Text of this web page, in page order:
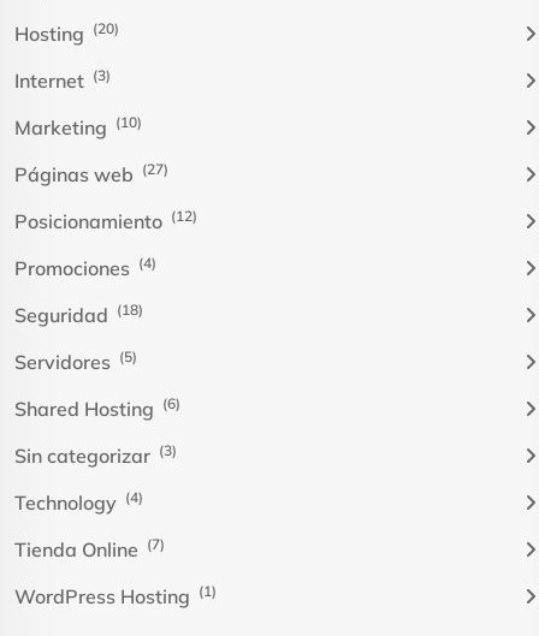
Hosting (20)
Internet (3)
Marketing (10)
Páginas web (27)
Posicionamiento (12)
Promociones (4)
Seguridad (18)
Servidores (5)
Shared Hosting (6)
Sin categorizar (3)
Technology (4)
Tienda Online (7)
WordPress Hosting (1)